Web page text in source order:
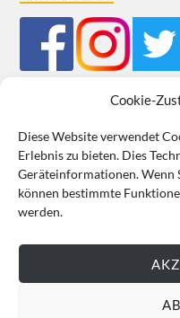
Cookie-
Diese Website verwendet
Erlebnis zu bieten. Dies
Geräteinformationen. Wenn
können bestimmte
werden.
Mein Bestellkonto
Cookie-Richtlinie (EU)
VERTRAG